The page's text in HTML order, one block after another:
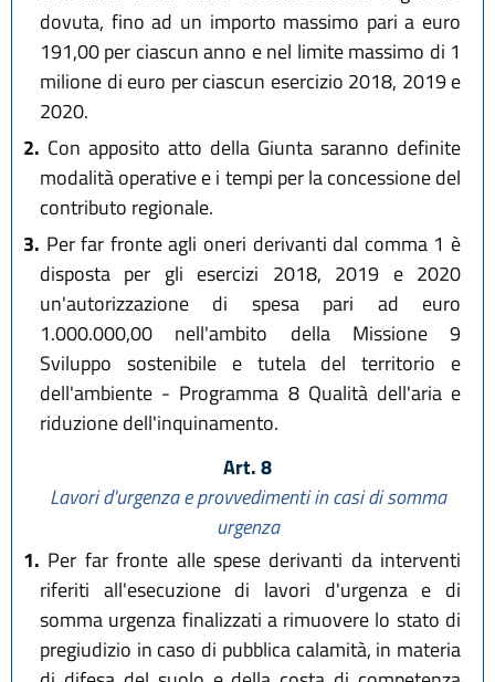
dovuta, fino ad un importo massimo pari a euro
191,00 per ciascun anno e nel limite massimo di 1
milione di euro per ciascun esercizio 2018, 2019 e
2020.
2. Con apposito atto della Giunta saranno definite
modalità operative e i tempi per la concessione del
contributo regionale.
3. Per far fronte agli oneri derivanti dal comma 1 è
disposta per gli esercizi 2018, 2019 e 2020
un'autorizzazione di spesa pari ad euro
1.000.000,00 nell'ambito della Missione 9
Sviluppo sostenibile e tutela del territorio e
dell'ambiente - Programma 8 Qualità dell'aria e
riduzione dell'inquinamento.
Art. 8
Lavori d'urgenza e provvedimenti in casi di somma
urgenza
1. Per far fronte alle spese derivanti da interventi
riferiti all'esecuzione di lavori d'urgenza e di
somma urgenza finalizzati a rimuovere lo stato di
pregiudizio in caso di pubblica calamità, in materia